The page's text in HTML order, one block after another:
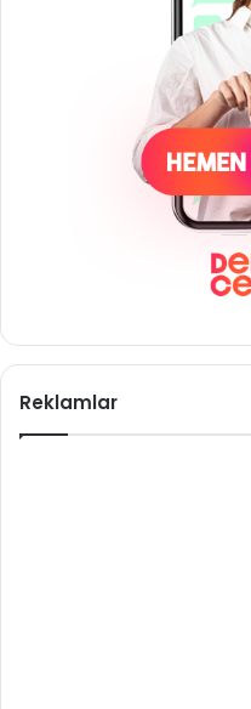
Reklamlar